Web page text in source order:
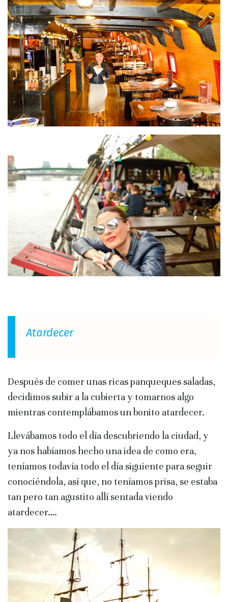
Atardecer
Después de comer unas ricas panqueques saladas,
decidimos subir a la cubierta y tomarnos algo
mientras contemplábamos un bonito atardecer.
Llevábamos todo el día descubriendo la ciudad, y
ya nos habíamos hecho una idea de como era,
teníamos todavía todo el día siguiente para seguir
conociéndola, así que, no teníamos prisa, se estaba
tan pero tan agustito allí sentada viendo
atardecer….